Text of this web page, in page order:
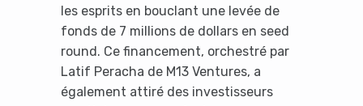
les esprits en bouclant une levée de
fonds de 7 millions de dollars en seed
round. Ce financement, orchestré par
Latif Peracha de M13 Ventures, a
également attiré des investisseurs